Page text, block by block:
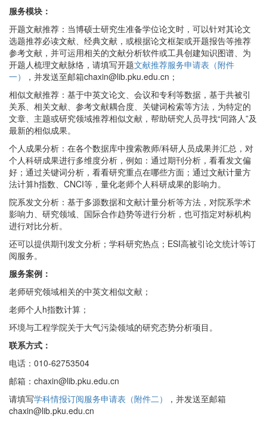
服务模块：
开题文献推荐：当博硕士研究生准备学位论文时，可以针对其论文
选题推荐必读文献、经典文献，或根据论文框架或开题报告等推荐
参考文献，并可运用相关的文献分析软件或工具创建知识图谱、为
开题人梳理文献脉络，请填写开题文献推荐服务申请表（附件
一）
，并发送至邮箱chaxin@lib.pku.edu.cn；
相似文献推荐：基于中英文论文、会议和专利等数据，基于共被引
关系、相关文献、参考文献耦合度、关键词检索等方法，为特定的
文章、主题或研究领域推荐相似文献，帮助研究人员寻找“同路人”及
最新的相似成果。
个人成果分析：在各个数据库中搜索教师/科研人员成果并汇总，对
个人科研成果进行多维度分析，例如：通过期刊分析，看看发文偏
好；通过关键词分析，看看研究重点在哪些方面；通过文献计量方
法计算h指数、CNCI等，量化老师个人科研成果的影响力。
院系发文分析：基于多源数据和文献计量分析等方法，对院系学术
影响力、研究领域、国际合作趋势等进行分析，也可指定对标机构
进行对比分析。
还可以提供期刊发文分析；学科研究热点；ESI高被引论文统计等订
阅服务。
服务案例：
老师研究领域相关的中英文相似文献；
老师个人h指数计算；
环境与工程学院关于大气污染领域的研究态势分析项目。
联系方式：
电话：010-62753504
邮箱：chaxin@lib.pku.edu.cn
请填写学科情报订阅服务申请表（附件二）
，并发送至邮箱
chaxin@lib.pku.edu.cn